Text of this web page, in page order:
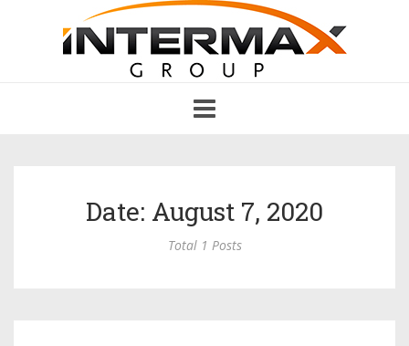
navigation
Date: August 7, 2020
Total 1 Posts